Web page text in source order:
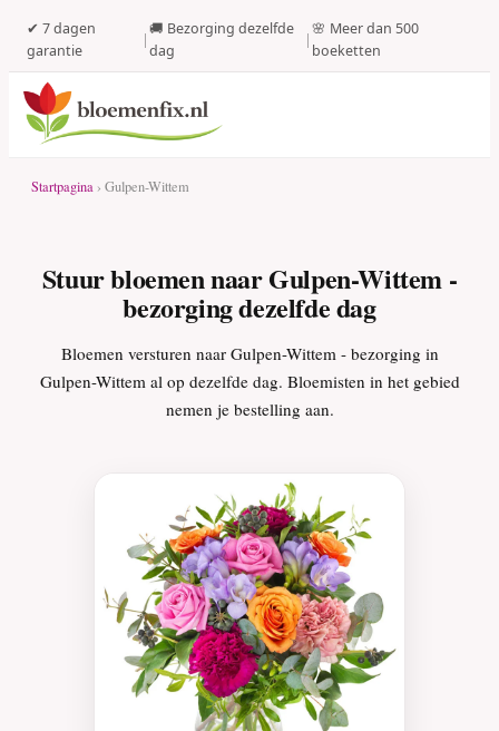
✔ 7 dagen
garantie
|
🚚 Bezorging dezelfde
dag
|
🌸 Meer dan 500
boeketten
Startpagina › Gulpen-Wittem
Stuur bloemen naar Gulpen-Wittem -
bezorging dezelfde dag
Bloemen versturen naar Gulpen-Wittem - bezorging in
Gulpen-Wittem al op dezelfde dag. Bloemisten in het gebied
nemen je bestelling aan.